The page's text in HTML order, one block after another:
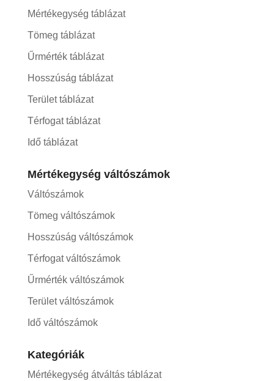
Mértékegység táblázat
Tömeg táblázat
Űrmérték táblázat
Hosszúság táblázat
Terület táblázat
Térfogat táblázat
Idő táblázat
Mértékegység váltószámok
Váltószámok
Tömeg váltószámok
Hosszúság váltószámok
Térfogat váltószámok
Űrmérték váltószámok
Terület váltószámok
Idő váltószámok
Kategóriák
Mértékegység átváltás táblázat